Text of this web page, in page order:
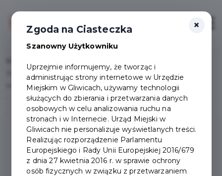
Zapoznaj się z Instrukcją korzystania z programu Gliwicka Karta
Mieszkańca
×
Zgoda na Ciasteczka
Szanowny Użytkowniku
Uprzejmie informujemy, że tworząc i
administrując strony internetowe w Urzędzie
Miejskim w Gliwicach, używamy technologii
służących do zbierania i przetwarzania danych
osobowych w celu analizowania ruchu na
stronach i w Internecie. Urząd Miejski w
Gliwicach nie personalizuje wyświetlanych treści.
Realizując rozporządzenie Parlamentu
Europejskiego i Rady Unii Europejskiej 2016/679
z dnia 27 kwietnia 2016 r. w sprawie ochrony
osób fizycznych w związku z przetwarzaniem